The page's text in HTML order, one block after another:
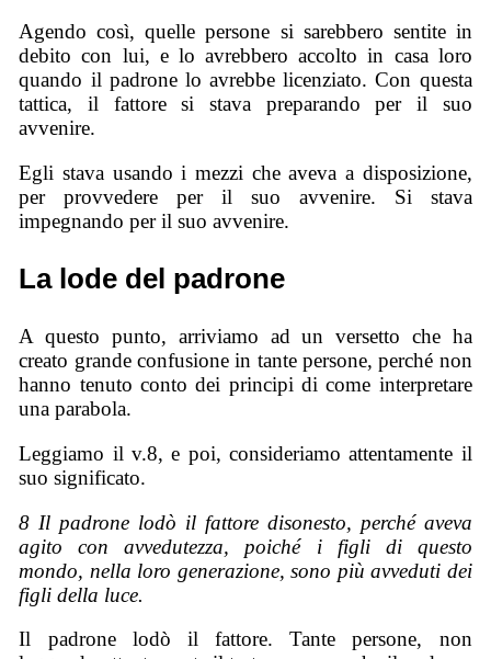
Agendo così, quelle persone si sarebbero sentite in
debito con lui, e lo avrebbero accolto in casa loro
quando il padrone lo avrebbe licenziato. Con questa
tattica, il fattore si stava preparando per il suo
avvenire.
Egli stava usando i mezzi che aveva a disposizione,
per provvedere per il suo avvenire. Si stava
impegnando per il suo avvenire.
La lode del padrone
A questo punto, arriviamo ad un versetto che ha
creato grande confusione in tante persone, perché non
hanno tenuto conto dei principi di come interpretare
una parabola.
Leggiamo il v.8, e poi, consideriamo attentamente il
suo significato.
8 Il padrone lodò il fattore disonesto, perché aveva
agito con avvedutezza, poiché i figli di questo
mondo, nella loro generazione, sono più avveduti dei
figli della luce.
Il padrone lodò il fattore. Tante persone, non